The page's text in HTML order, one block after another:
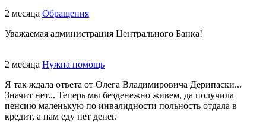
2 месяца Обращения
Уважаемая администрация Центрального Банка!
2 месяца Нужна помощь
Я так ждала ответа от Олега Владимировича Дерипаски...
Значит нет... Теперь мы безденежно живем, да получила
пенсию маленькую по инвалидности польность отдала в
кредит, а нам еду нет денег.